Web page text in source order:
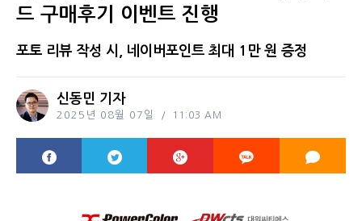
드 구매후기 이벤트 진행
포토 리뷰 작성 시, 네이버포인트 최대 1만 원 증정
신동민 기자
2025년 08월 07일 11:03 AM